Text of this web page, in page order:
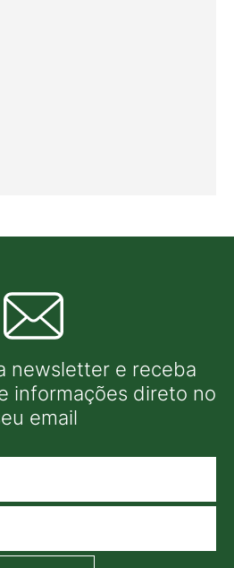
newsletter e receba
informações direto no
email